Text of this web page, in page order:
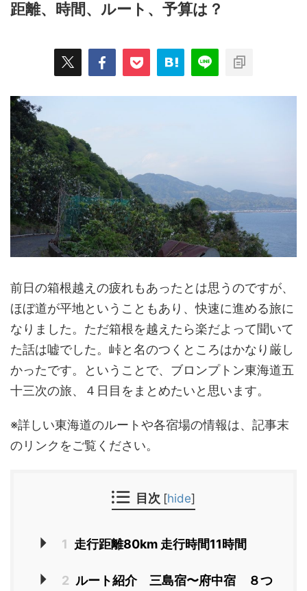
距離、時間、ルート、予算は？
前日の箱根越えの疲れもあったとは思うのですが、
ほぼ道が平地ということもあり、快速に進める旅に
なりました。ただ箱根を越えたら楽だよって聞いて
た話は嘘でした。峠と名のつくところはかなり厳し
かったです。ということで、ブロンプトン東海道五
十三次の旅、４日目をまとめたいと思います。
※詳しい東海道のルートや各宿場の情報は、記事末
のリンクをご覧ください。
目次 [hide]
1 走行距離80km 走行時間11時間
2 ルート紹介 三島宿〜府中宿 ８つ